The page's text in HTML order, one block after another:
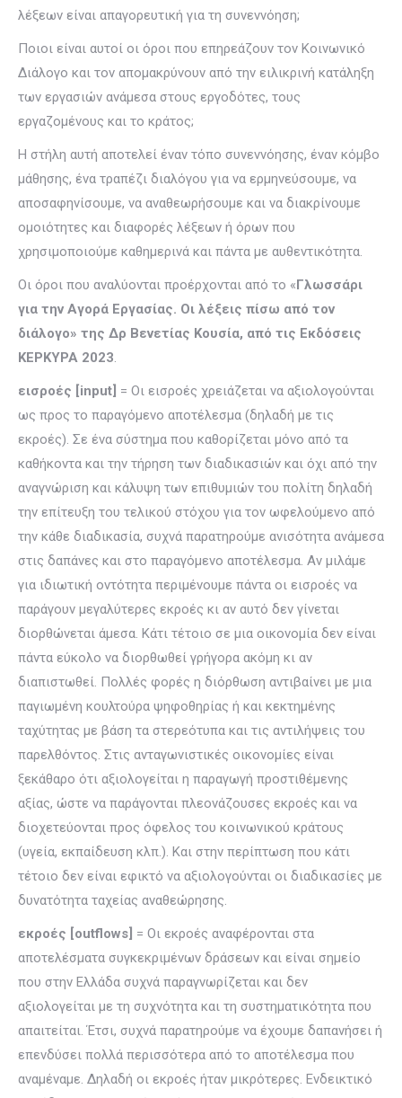
λέξεων είναι απαγορευτική για τη συνεννόηση;
Ποιοι είναι αυτοί οι όροι που επηρεάζουν τον Κοινωνικό
Διάλογο και τον απομακρύνουν από την ειλικρινή κατάληξη
των εργασιών ανάμεσα στους εργοδότες, τους
εργαζομένους και το κράτος;
Η στήλη αυτή αποτελεί έναν τόπο συνεννόησης, έναν κόμβο
μάθησης, ένα τραπέζι διαλόγου για να ερμηνεύσουμε, να
αποσαφηνίσουμε, να αναθεωρήσουμε και να διακρίνουμε
ομοιότητες και διαφορές λέξεων ή όρων που
χρησιμοποιούμε καθημερινά και πάντα με αυθεντικότητα.
Οι όροι που αναλύονται προέρχονται από το «Γλωσσάρι
για την Αγορά Εργασίας. Οι λέξεις πίσω από τον
διάλογο» της Δρ Βενετίας Κουσία, από τις Εκδόσεις
ΚΕΡΚΥΡΑ 2023.
εισροές [input] = Οι εισροές χρειάζεται να αξιολογούνται
ως προς το παραγόμενο αποτέλεσμα (δηλαδή με τις
εκροές). Σε ένα σύστημα που καθορίζεται μόνο από τα
καθήκοντα και την τήρηση των διαδικασιών και όχι από την
αναγνώριση και κάλυψη των επιθυμιών του πολίτη δηλαδή
την επίτευξη του τελικού στόχου για τον ωφελούμενο από
την κάθε διαδικασία, συχνά παρατηρούμε ανισότητα ανάμεσα
στις δαπάνες και στο παραγόμενο αποτέλεσμα. Αν μιλάμε
για ιδιωτική οντότητα περιμένουμε πάντα οι εισροές να
παράγουν μεγαλύτερες εκροές κι αν αυτό δεν γίνεται
διορθώνεται άμεσα. Κάτι τέτοιο σε μια οικονομία δεν είναι
πάντα εύκολο να διορθωθεί γρήγορα ακόμη κι αν
διαπιστωθεί. Πολλές φορές η διόρθωση αντιβαίνει με μια
παγιωμένη κουλτούρα ψηφοθηρίας ή και κεκτημένης
ταχύτητας με βάση τα στερεότυπα και τις αντιλήψεις του
παρελθόντος. Στις ανταγωνιστικές οικονομίες είναι
ξεκάθαρο ότι αξιολογείται η παραγωγή προστιθέμενης
αξίας, ώστε να παράγονται πλεονάζουσες εκροές και να
διοχετεύονται προς όφελος του κοινωνικού κράτους
(υγεία, εκπαίδευση κλπ.). Και στην περίπτωση που κάτι
τέτοιο δεν είναι εφικτό να αξιολογούνται οι διαδικασίες με
δυνατότητα ταχείας αναθεώρησης.
εκροές [outflows] = Οι εκροές αναφέρονται στα
αποτελέσματα συγκεκριμένων δράσεων και είναι σημείο
που στην Ελλάδα συχνά παραγνωρίζεται και δεν
αξιολογείται με τη συχνότητα και τη συστηματικότητα που
απαιτείται. Έτσι, συχνά παρατηρούμε να έχουμε δαπανήσει ή
επενδύσει πολλά περισσότερα από το αποτέλεσμα που
αναμέναμε. Δηλαδή οι εκροές ήταν μικρότερες. Ενδεικτικό